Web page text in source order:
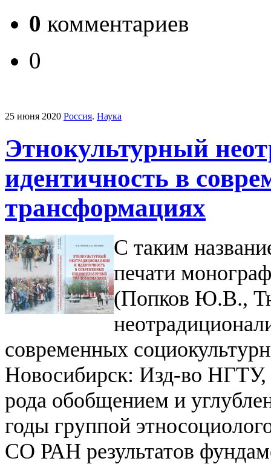
0 комментариев
0
25 июня 2020 Россия. Наука
Этнокультурный
идентичность в
трансформациях
С таким
печати
(Попков Ю.В.,
современных
Новосибирск: Изд-во НГТУ,
рода обобщением и
годы группой
СО РАН результатов